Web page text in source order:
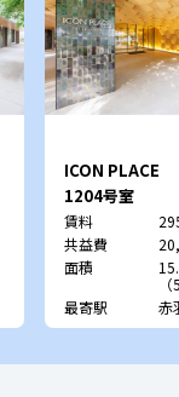
ICON PLACE
SHIBAKOEN
1204号室
賃料
共益費
面積
最寄駅
赤